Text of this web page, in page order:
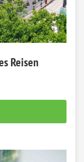
Reisen